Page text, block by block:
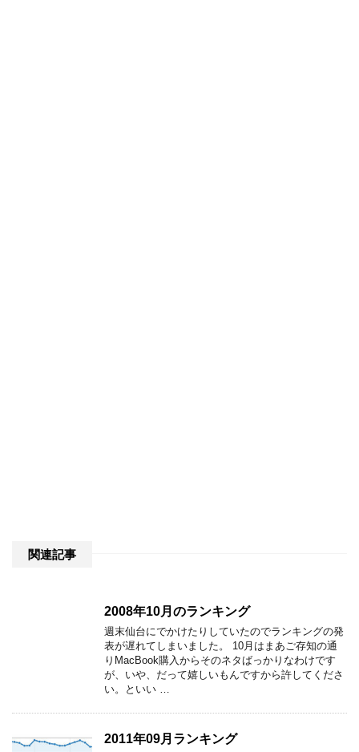
関連記事
2008年10月のランキング
週末仙台にでかけたりしていたのでランキングの発
表が遅れてしまいました。 10月はまあご存知の通
りMacBook購入からそのネタばっかりなわけです
が、いや、だって嬉しいもんですから許してくださ
い。といい …
2011年09月ランキング